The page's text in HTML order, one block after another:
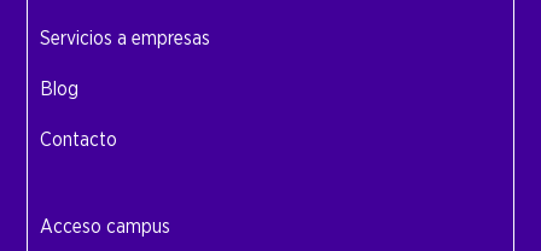
Servicios a empresas
Blog
Contacto
Acceso campus